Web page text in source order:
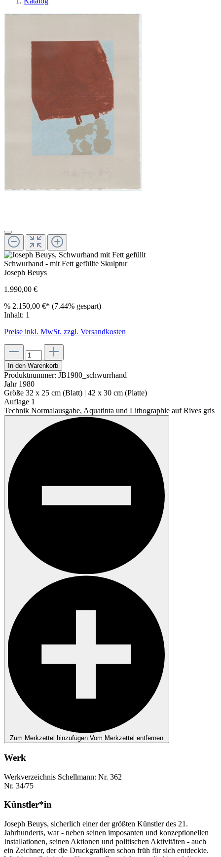
Schwurhand - mit Fett gefüllte Skulptur
Joseph Beuys
1.990,00 €
% 2.150,00 €* (7.44% gespart)
Inhalt: 1
Preise inkl. MwSt. zzgl. Versandkosten
In den Warenkorb
Produktnummer: JB1980_schwurrhand
Jahr 1980
Größe 32 x 25 cm (Blatt) | 42 x 30 cm (Platte)
Auflage 1
Technik Normalausgabe, Aquatinta und Lithographie auf Rives gris
Zum Merkzettel hinzufügen Vom Merkzettel entfernen
Werk
Werkverzeichnis Schellmann: Nr. 362
Nr. 34/75
Künstler*in
Joseph Beuys, sicherlich einer der größten Künstler des 21.
Jahrhunderts, war - neben seinen imposanten und konzeptionellen
Installationen, seinen Aktionen und politischen Aktivitäten - auch
ein Zeichner, der die Druckgrafiken schon früh für sich entdeckte.